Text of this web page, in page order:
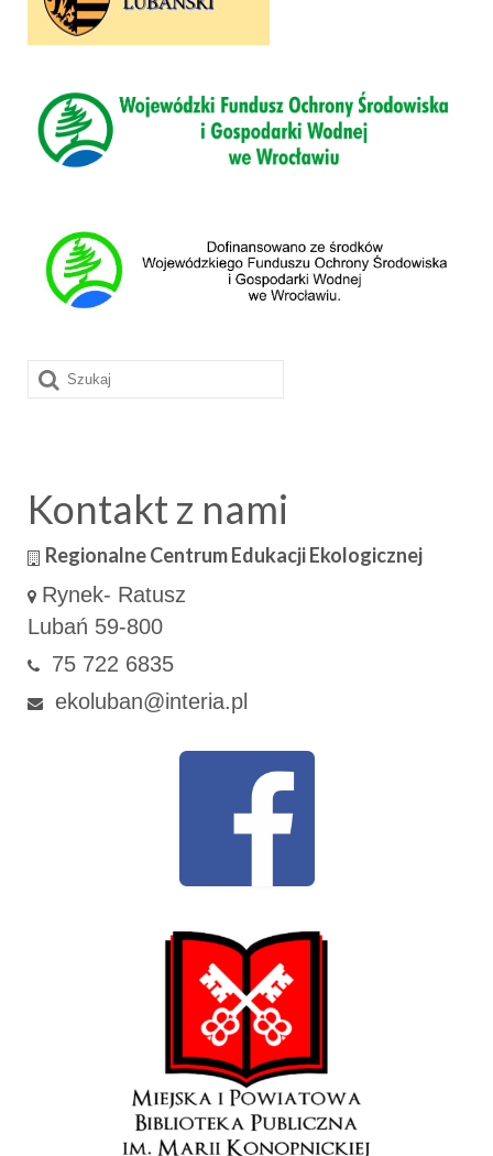
Szuklaj
w:
Kontakt z nami
Regionalne Centrum Edukacji Ekologicznej
Rynek- Ratusz
Lubań 59-800
75 722 6835
ekoluban@interia.pl